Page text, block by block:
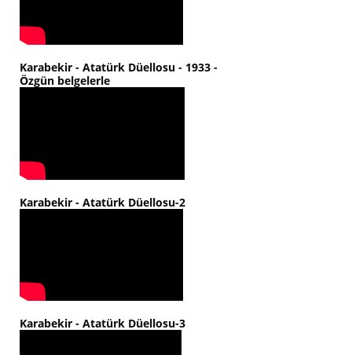
Karabekir - Atatürk Düellosu - 1933 -
Özgün belgelerle
Karabekir - Atatürk Düellosu-2
Karabekir - Atatürk Düellosu-3